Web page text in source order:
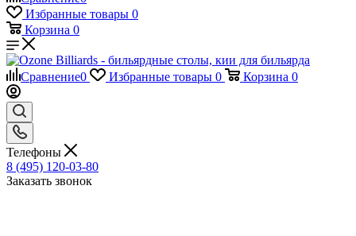
Избранные товары 0
Корзина 0
Сравнение0 Избранные товары 0 Корзина 0
Телефоны
8 (495) 120-03-80
Заказать звонок